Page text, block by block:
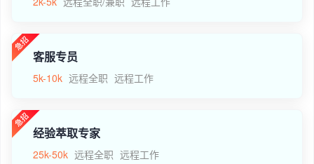
客服专员
5k-10k 远程全职 远程工作
经验萃取专家
25k-50k 远程全职 远程工作